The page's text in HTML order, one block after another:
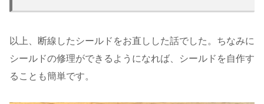
以上、断線したシールドをお直しした話でした。ちなみに
シールドの修理ができるようになれば、シールドを自作す
ることも簡単です。